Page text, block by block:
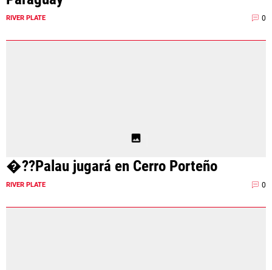
RIVER PLATE 0
�??Palau jugará en Cerro Porteño
RIVER PLATE 0